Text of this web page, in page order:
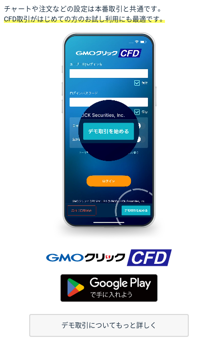
チャートや注文などの設定は本番取引と共通です。
CFD取引がはじめての方のお試し利用にも最適です。
デモ取引についてもっと詳しく